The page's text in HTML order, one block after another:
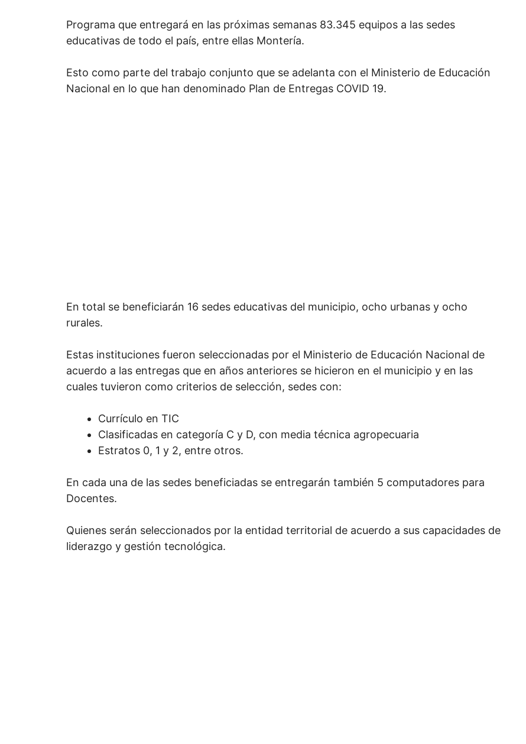
Programa que entregará en las próximas semanas 83.345 equipos a las sedes
educativas de todo el país, entre ellas Montería.
Esto como parte del trabajo conjunto que se adelanta con el Ministerio de Educación
Nacional en lo que han denominado Plan de Entregas COVID 19.
En total se beneficiarán 16 sedes educativas del municipio, ocho urbanas y ocho
rurales.
Estas instituciones fueron seleccionadas por el Ministerio de Educación Nacional de
acuerdo a las entregas que en años anteriores se hicieron en el municipio y en las
cuales tuvieron como criterios de selección, sedes con:
Currículo en TIC
Clasificadas en categoría C y D, con media técnica agropecuaria
Estratos 0, 1 y 2, entre otros.
En cada una de las sedes beneficiadas se entregarán también 5 computadores para
Docentes.
Quienes serán seleccionados por la entidad territorial de acuerdo a sus capacidades de
liderazgo y gestión tecnológica.